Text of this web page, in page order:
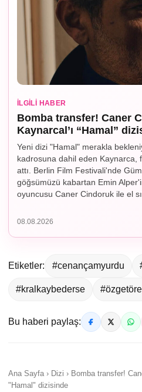
İLGILI HABER
Bomba transfer! Caner
Kaynarcal’ı “Hamal”
Yeni dizi "Hamal" merakla
kadrosuna dahil eden Kaynarca,
attı. Berlin Film Festivali'nde
göğsümüzü kabartan Emin
oyuncusu Caner Cindoruk ile el
08.08.2026
Etiketler: #cenançamyurdu
#kralkaybederse
Bu haberi paylaş:
Ana Sayfa › Dizi › Bomba transfer!
"Hamal" dizisinde